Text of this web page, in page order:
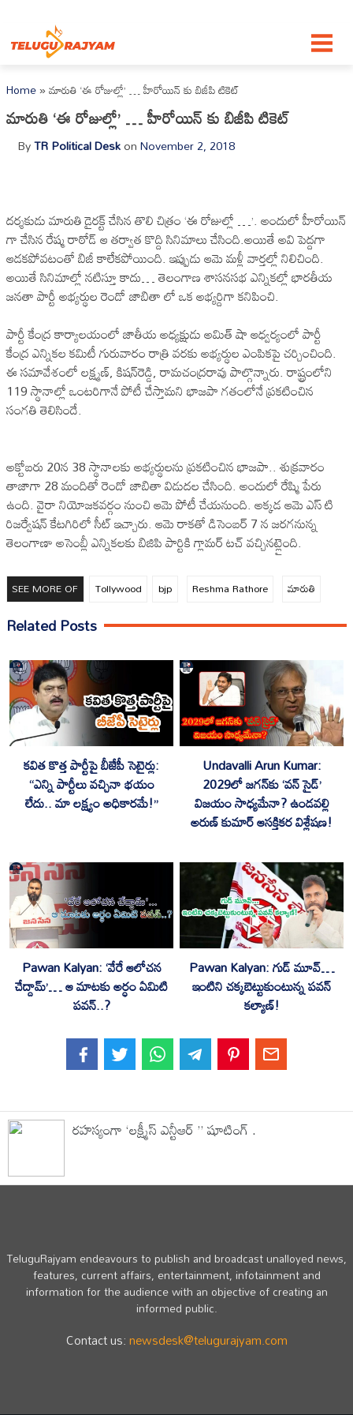
Home»మారుతి ‘ఈ రోజుల్లో’ … హీరోయిన్ కు బిజీపి టికెట్
మారుతి ‘ఈ రోజుల్లో’ … హీరోయిన్ కు బిజీపి టికెట్
ByTR Political DeskonNovember 2, 2018
దర్శకుడు మారుతి డైరక్ట్ చేసిన తొలి చిత్రం ‘ఈ రోజుల్లో …’. అందులో హీరోయిన్
గా చేసిన రేష్మ రాఠోడ్‌ ఆ తర్వాత కొద్ది సినిమాలు చేసింది.అయితే అవి పెద్దగా
ఆడకపోవటంతో బిజీ కాలేకపోయింది. ఇప్పుడు ఆమె మళ్లీ వార్తల్లో నిలిచింది.
అయితే సినిమాల్లో నటిస్తూ కాదు… తెలంగాణ శాసనసభ ఎన్నికల్లో భారతీయ
జనతా పార్టీ అభ్యర్థుల రెండో జాబితా లో ఒక అభ్యర్దిగా కనిపించి.
పార్టీ కేంద్ర కార్యాలయంలో జాతీయ అధ్యక్షుడు అమిత్‌ షా ఆధ్వర్యంలో పార్టీ
కేంద్ర ఎన్నికల కమిటీ గురువారం రాత్రి వరకు అభ్యర్థుల ఎంపికపై చర్చించింది.
ఈ సమావేశంలో లక్ష్మణ్‌, కిషన్‌రెడ్డి, రామచంద్రరావు పాల్గొన్నారు. రాష్ట్రంలోని
119 స్థానాల్లో ఒంటరిగానే పోటీ చేస్తామని భాజపా గతంలోనే ప్రకటించిన
సంగతి తెలిసిందే.
అక్టోబరు 20న 38 స్థానాలకు అభ్యర్థులను ప్రకటించిన భాజపా.. శుక్రవారం
తాజాగా 28 మందితో రెండో జాబితా విడుదల చేసింది. అందులో రేష్మి పేరు
ఉంది. వైరా నియోజకవర్గం నుంచి ఆమె పోటీ చేయనుంది. అక్కడ ఆమె ఎస్ టి
రిజర్వేషన్ కేటగిరిలో సీట్ ఇచ్చారు. ఆమె రాకతో డిసెంబర్ 7 న జరగనున్న
తెలంగాణా అసెంబ్లీ ఎన్నికలకు బిజిపి పార్టికి గ్లామర్ టచ్ వచ్చినట్లైంది.
SEE MORE OF Tollywood bjp Reshma Rathore మారుతి
Related Posts
కవిత కొత్త పార్టీపై బీజేపీ సెటైర్లు:
“ఎన్ని పార్టీలు వచ్చినా భయం
లేదు.. మా లక్ష్యం అధికారమే!”
Undavalli Arun Kumar:
2029లో జగన్‌కు ‘వన్ సైడ్’
విజయం సాధ్యమేనా? ఉండవల్లి
అరుణ్ కుమార్ ఆసక్తికర విశ్లేషణ!
Pawan Kalyan: ‘వేరే ఆలోచన
చేద్దామ్’… ఆ మాటకు అర్ధం ఏమిటి
పవన్..?
Pawan Kalyan: గుడ్ మూవ్…
ఇంటిని చక్కబెట్టుకుంటున్న పవన్
కల్యాణ్!
రహస్యంగా ‘లక్ష్మీస్ ఎన్టీఆర్ ” షూటింగ్ .
TeluguRajyam endeavours to publish and broadcast unalloyed news,
features, current affairs, entertainment, infotainment and
information for the audience with an objective of creating an
informed public.
Contact us:newsdesk@telugurajyam.com